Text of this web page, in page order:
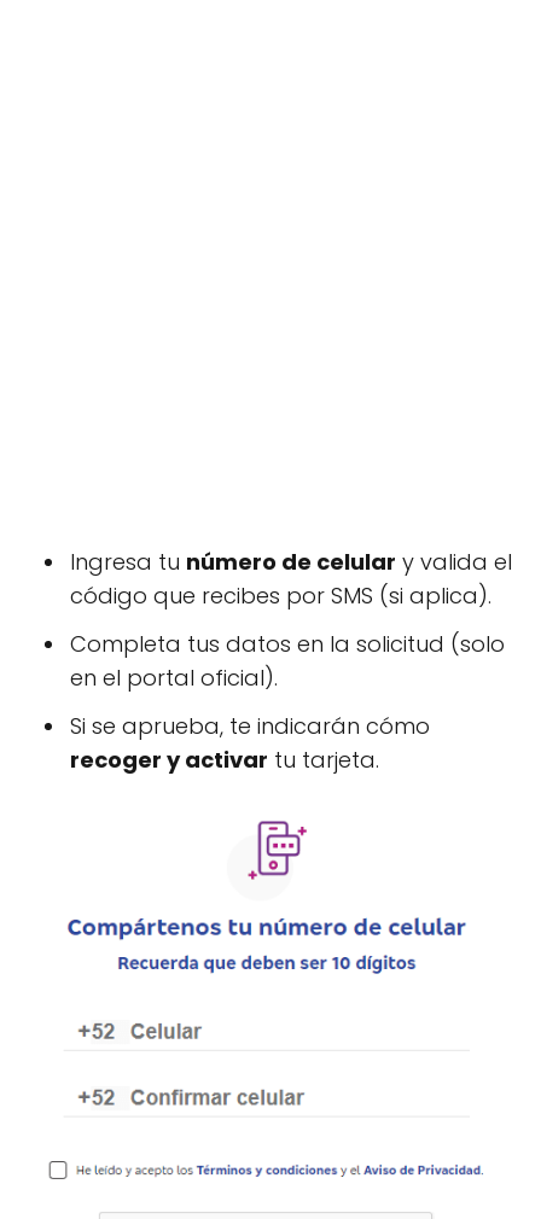
Ingresa tu número de celular y valida el
código que recibes por SMS (si aplica).
Completa tus datos en la solicitud (solo
en el portal oficial).
Si se aprueba, te indicarán cómo
recoger y activar tu tarjeta.